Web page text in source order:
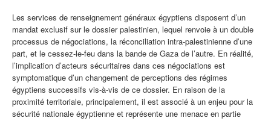
Les services de renseignement généraux égyptiens disposent d’un
mandat exclusif sur le dossier palestinien, lequel renvoie à un double
processus de négociations, la réconciliation intra-palestinienne d’une
part, et le cessez-le-feu dans la bande de Gaza de l’autre. En réalité,
l’implication d’acteurs sécuritaires dans ces négociations est
symptomatique d’un changement de perceptions des régimes
égyptiens successifs vis-à-vis de ce dossier. En raison de la
proximité territoriale, principalement, il est associé à un enjeu pour la
sécurité nationale égyptienne et représente une menace en partie